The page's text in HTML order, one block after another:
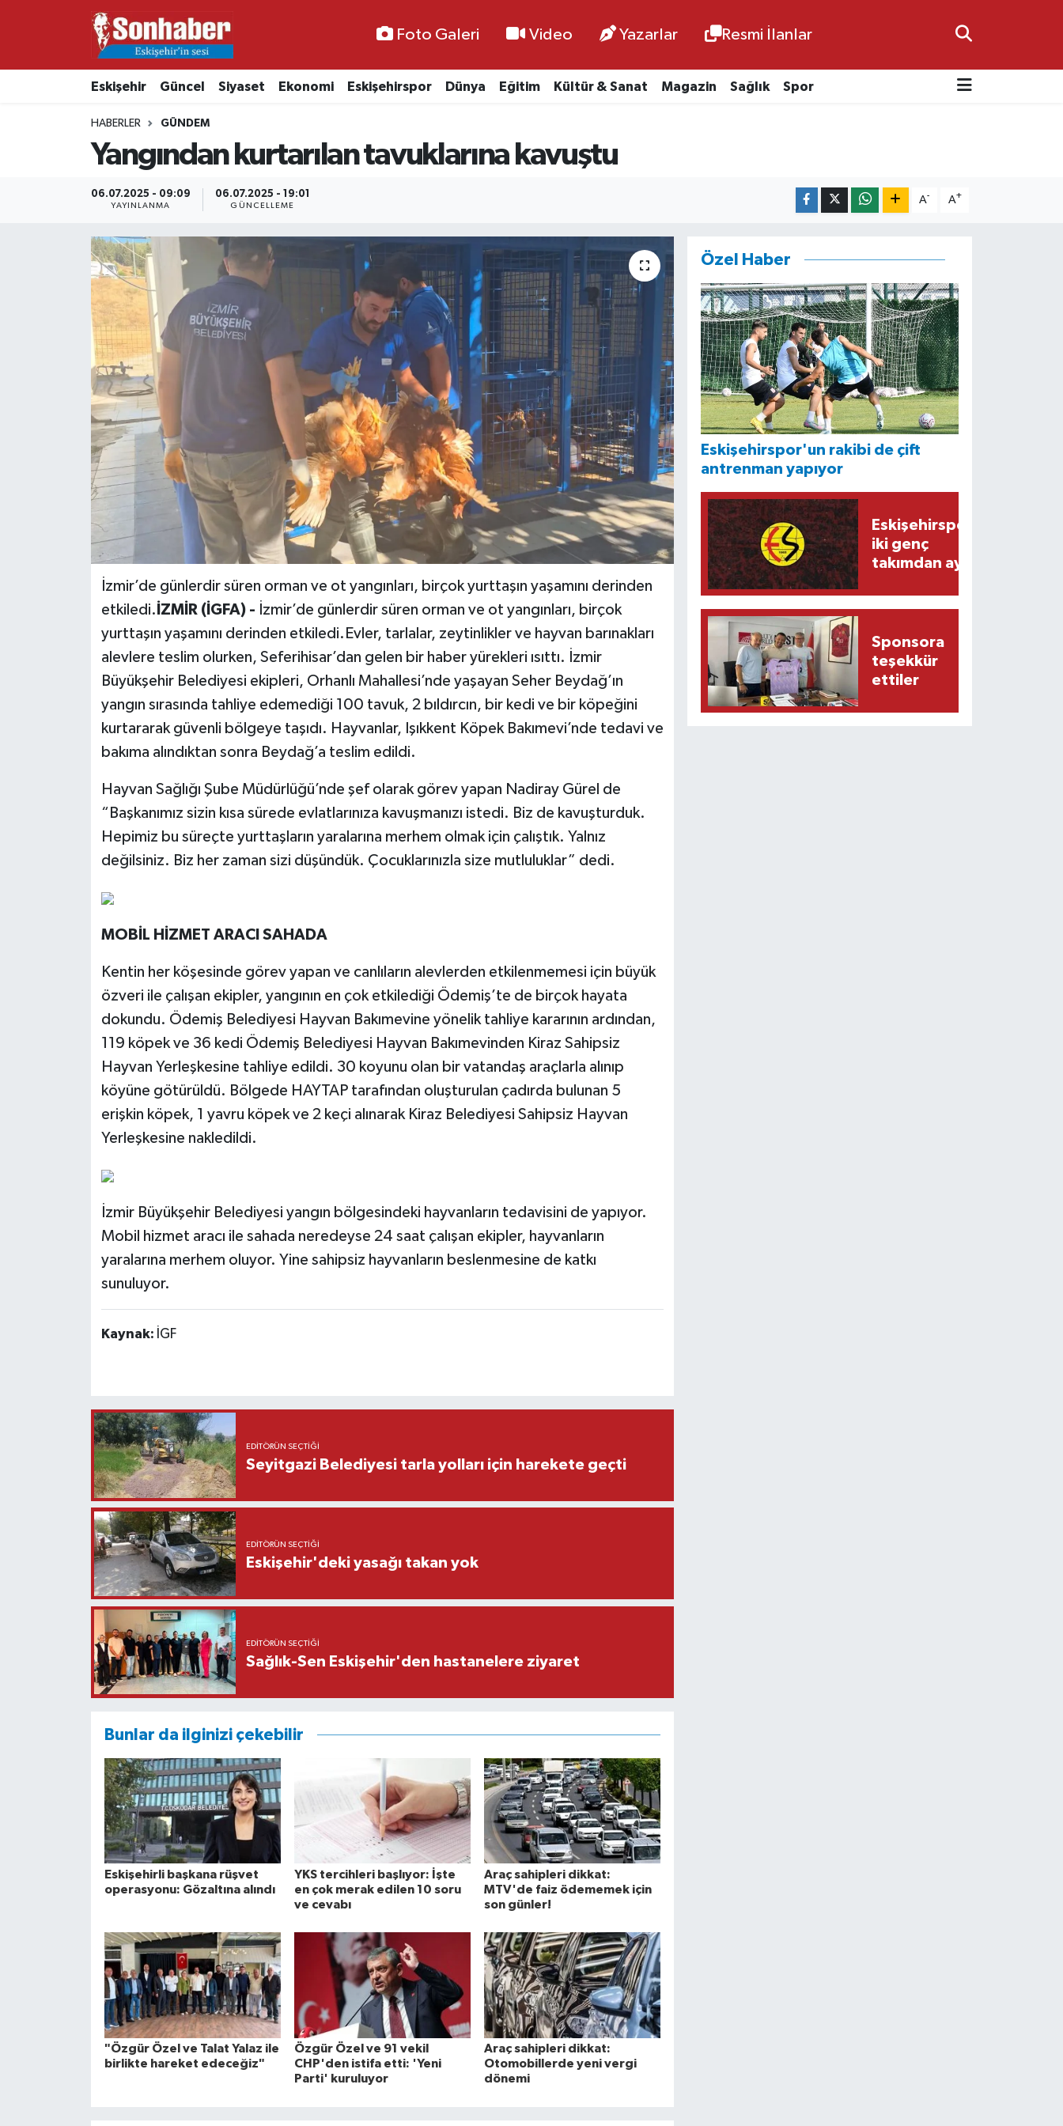
Foto Galeri Video Yazarlar Resmi İlanlar
Eskişehir Güncel Siyaset Ekonomi Eskişehirspor Dünya Eğitim Kültür & Sanat Magazin Sağlık Spor
HABERLER GÜNDEM
Yangından kurtarılan tavuklarına kavuştu
06.07.2025 - 09:09
YAYINLANMA
06.07.2025 - 19:01
GÜNCELLEME
A- A+
İzmir’de günlerdir süren orman ve ot yangınları, birçok yurttaşın yaşamını derinden
etkiledi. İZMİR (İGFA) - İzmir’de günlerdir süren orman ve ot yangınları, birçok
yurttaşın yaşamını derinden etkiledi.Evler, tarlalar, zeytinlikler ve hayvan barınakları
alevlere teslim olurken, Seferihisar’dan gelen bir haber yürekleri ısıttı. İzmir
Büyükşehir Belediyesi ekipleri, Orhanlı Mahallesi’nde yaşayan Seher Beydağ’ın
yangın sırasında tahliye edemediği 100 tavuk, 2 bıldırcın, bir kedi ve bir köpeğini
kurtararak güvenli bölgeye taşıdı. Hayvanlar, Işıkkent Köpek Bakımevi’nde tedavi ve
bakıma alındıktan sonra Beydağ’a teslim edildi.
Hayvan Sağlığı Şube Müdürlüğü’nde şef olarak görev yapan Nadiray Gürel de
“Başkanımız sizin kısa sürede evlatlarınıza kavuşmanızı istedi. Biz de kavuşturduk.
Hepimiz bu süreçte yurttaşların yaralarına merhem olmak için çalıştık. Yalnız
değilsiniz. Biz her zaman sizi düşündük. Çocuklarınızla size mutluluklar” dedi.
MOBİL HİZMET ARACI SAHADA
Kentin her köşesinde görev yapan ve canlıların alevlerden etkilenmemesi için büyük
özveri ile çalışan ekipler, yangının en çok etkilediği Ödemiş’te de birçok hayata
dokundu. Ödemiş Belediyesi Hayvan Bakımevine yönelik tahliye kararının ardından,
119 köpek ve 36 kedi Ödemiş Belediyesi Hayvan Bakımevinden Kiraz Sahipsiz
Hayvan Yerleşkesine tahliye edildi. 30 koyunu olan bir vatandaş araçlarla alınıp
köyüne götürüldü. Bölgede HAYTAP tarafından oluşturulan çadırda bulunan 5
erişkin köpek, 1 yavru köpek ve 2 keçi alınarak Kiraz Belediyesi Sahipsiz Hayvan
Yerleşkesine nakledildi.
İzmir Büyükşehir Belediyesi yangın bölgesindeki hayvanların tedavisini de yapıyor.
Mobil hizmet aracı ile sahada neredeyse 24 saat çalışan ekipler, hayvanların
yaralarına merhem oluyor. Yine sahipsiz hayvanların beslenmesine de katkı
sunuluyor.
Kaynak: İGF
EDITÖRÜN SEÇTIĞI
Seyitgazi Belediyesi tarla yolları için harekete geçti
EDITÖRÜN SEÇTIĞI
Eskişehir'deki yasağı takan yok
EDITÖRÜN SEÇTIĞI
Sağlık-Sen Eskişehir'den hastanelere ziyaret
Bunlar da ilginizi çekebilir
Eskişehirli başkana rüşvet
operasyonu: Gözaltına alındı
YKS tercihleri başlıyor: İşte
en çok merak edilen 10 soru
ve cevabı
Araç sahipleri dikkat:
MTV'de faiz ödememek için
son günler!
"Özgür Özel ve Talat Yalaz ile
birlikte hareket edeceğiz"
Özgür Özel ve 91 vekil
CHP'den istifa etti: 'Yeni
Parti' kuruluyor
Araç sahipleri dikkat:
Otomobillerde yeni vergi
dönemi
Özel Haber
Eskişehirspor'un rakibi de çift
antrenman yapıyor
Eskişehirspor'da
iki genç
takımdan ayrıldı
Sponsora
teşekkür
ettiler
Ekonomi
Magazin
Resmi İlanlar
Nöbetçi Eczaneler
Namaz Vakitleri
Tüm Manşetler
Son Dakika Haberleri
Haber Arşivi